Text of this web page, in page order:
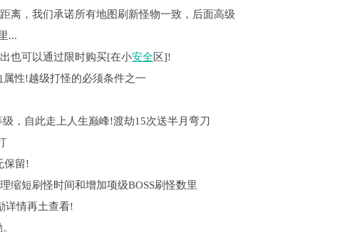
离，我们承诺所有地图刷新怪物一致，后面高级
...
也可以通过限时购买[在小安全 区]!
性!越级打怪的必须条件之一
，自此走上人生巅峰!渡劫15次送半月弯刀
保留!
缩短刷怪时间和增加项级BOSS刷怪数里
详情再土查看!